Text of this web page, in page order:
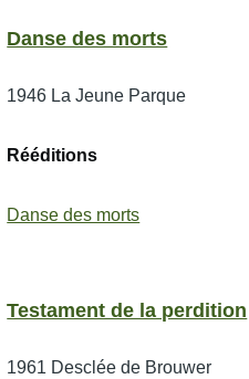
Danse des morts
1946 La Jeune Parque
Rééditions
Danse des morts
Testament de la perdition
1961 Desclée de Brouwer